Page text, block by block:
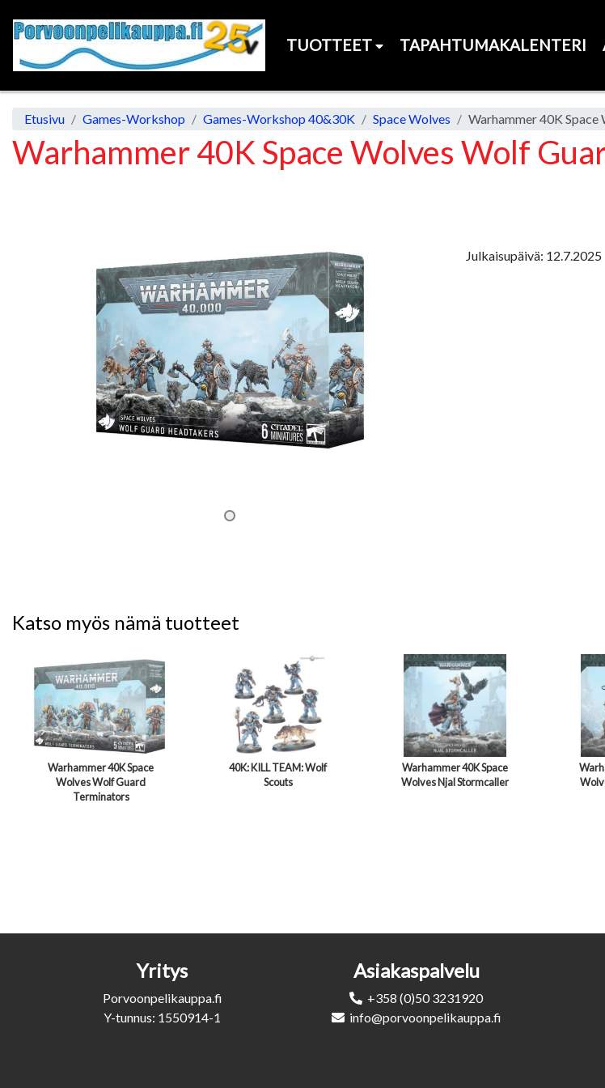
TUOTTEET TAPAHTUMAKALENTERI
Etusivu Games-Workshop Games-Workshop 40&30K Space Wolves
Warhammer 40K Space Wolves Wolf
Julkaisupäivä: 12.7.2025
Katso myös nämä tuotteet
Warhammer 40K Space
Wolves Wolf Guard
Terminators
40K: KILL TEAM: Wolf
Scouts
Warhammer 40K Space
Wolves Njal Stormcaller
Yritys
Porvoonpelikauppa.fi
Y-tunnus: 1550914-1
Asiakaspalvelu
+358 (0)50 3231920
info@porvoonpelikauppa.fi